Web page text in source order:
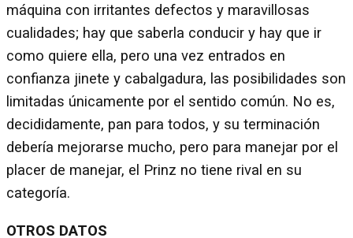
máquina con irritantes defectos y maravillosas
cualidades; hay que saberla conducir y hay que ir
como quiere ella, pero una vez entrados en
confianza jinete y cabalgadura, las posibilidades son
limitadas únicamente por el sentido común. No es,
decididamente, pan para todos, y su terminación
debería mejorarse mucho, pero para manejar por el
placer de manejar, el Prinz no tiene rival en su
categoría.
OTROS DATOS